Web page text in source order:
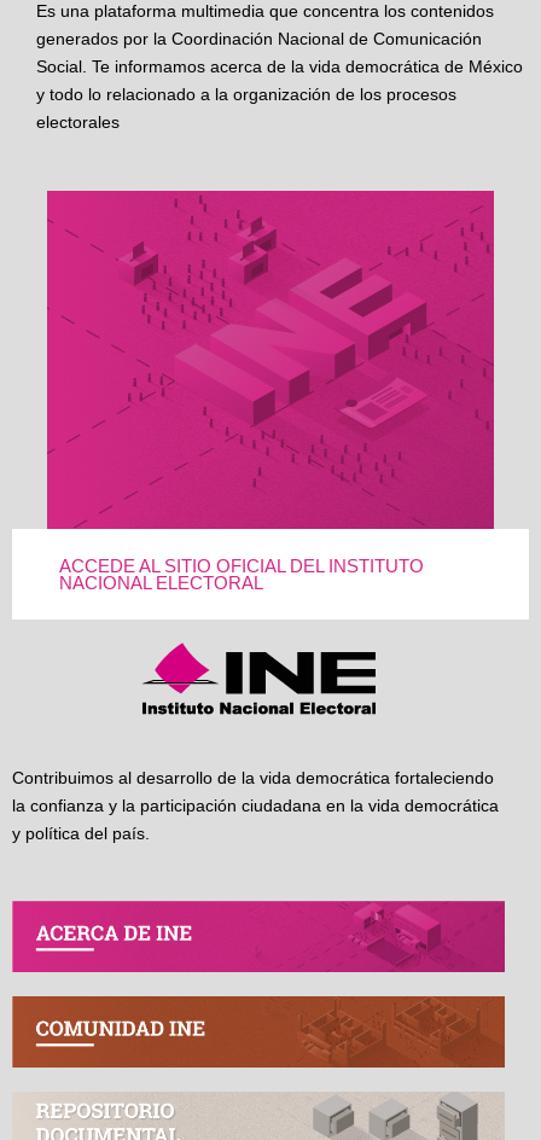
Es una plataforma multimedia que concentra los contenidos
generados por la Coordinación Nacional de Comunicación
Social. Te informamos acerca de la vida democrática de México
y todo lo relacionado a la organización de los procesos
electorales
ACCEDE AL SITIO OFICIAL DEL INSTITUTO
NACIONAL ELECTORAL
Contribuimos al desarrollo de la vida democrática fortaleciendo
la confianza y la participación ciudadana en la vida democrática
y política del país.